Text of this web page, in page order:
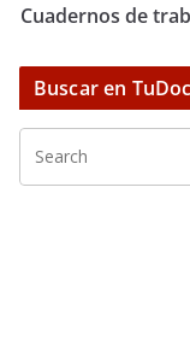
Cuadernos de
Buscar en